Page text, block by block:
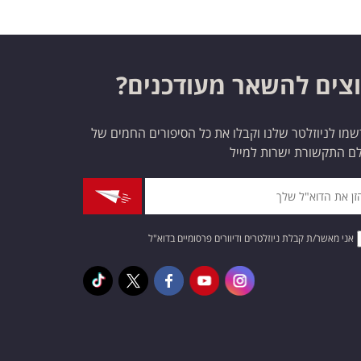
להשאר מעודכנים?
לניוזלטר שלנו וקבלו את כל הסיפורים החמים של
התקשורת ישרות למייל
אני מאשר/ת קבלת ניוזלטרים ודיוורים פרסומיים בדוא"ל